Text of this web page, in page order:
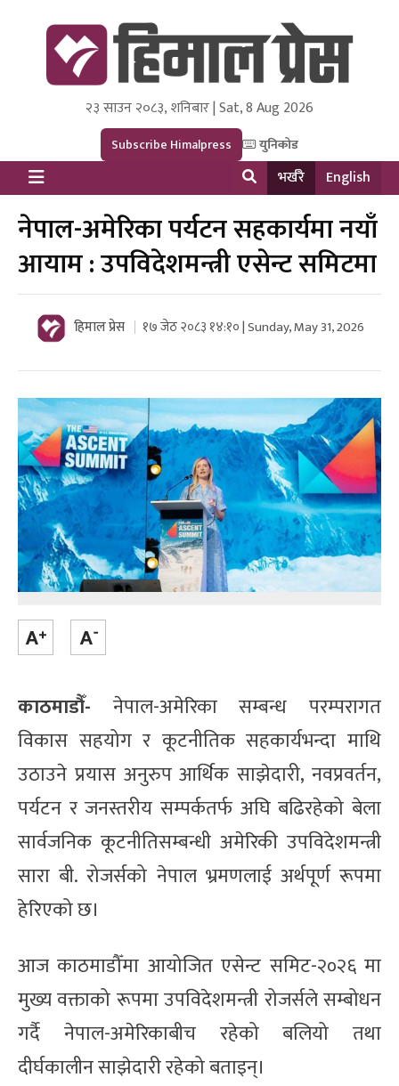
Himal Press
Dot NewsyNepal Media and Research Pvt Ltd.
२३ साउन २०८३, शनिबार | Sat, 8 Aug 2026
Subscribe Himalpress युनिकोड
भर्खरै English
नेपाल-अमेरिका पर्यटन सहकार्यमा नयाँ
आयाम : उपविदेशमन्त्री एसेन्ट समिटमा
हिमाल प्रेस १७ जेठ २०८३ १४:१० | Sunday, May 31, 2026
काठमाडौँ- नेपाल-अमेरिका सम्बन्ध परम्परागत
विकास सहयोग र कूटनीतिक सहकार्यभन्दा माथि
उठाउने प्रयास अनुरुप आर्थिक साझेदारी, नवप्रवर्तन,
पर्यटन र जनस्तरीय सम्पर्कतर्फ अघि बढिरहेको बेला
सार्वजनिक कूटनीतिसम्बन्धी अमेरिकी उपविदेशमन्त्री
सारा बी. रोजर्सको नेपाल भ्रमणलाई अर्थपूर्ण रूपमा
हेरिएको छ।
आज काठमाडौँमा आयोजित एसेन्ट समिट-२०२६ मा
मुख्य वक्ताको रूपमा उपविदेशमन्त्री रोजर्सले सम्बोधन
गर्दै नेपाल-अमेरिकाबीच रहेको बलियो तथा
दीर्घकालीन साझेदारी रहेको बताइन्।